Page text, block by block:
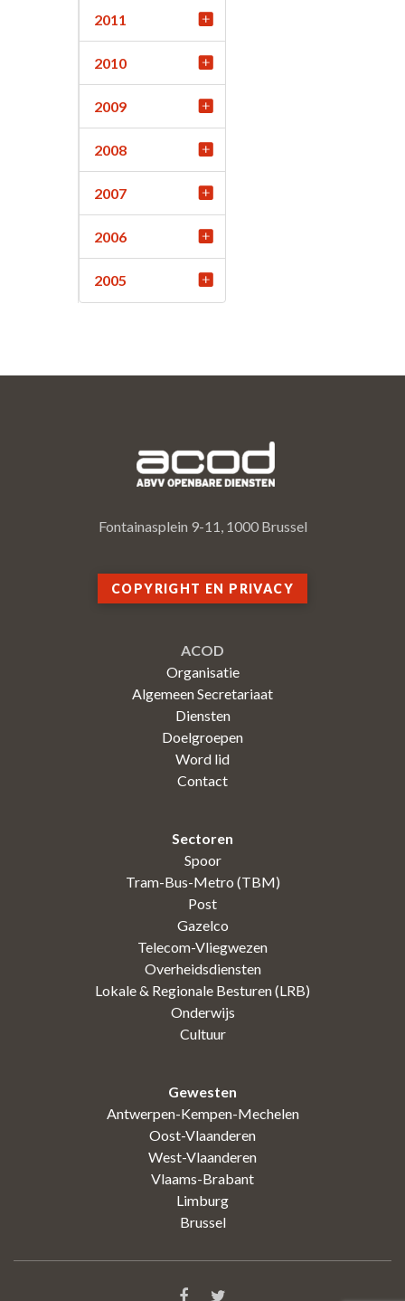
2011
2010
2009
2008
2007
2006
2005
Fontainasplein 9-11, 1000 Brussel
COPYRIGHT EN PRIVACY
ACOD
Organisatie
Algemeen Secretariaat
Diensten
Doelgroepen
Word lid
Contact
Sectoren
Spoor
Tram-Bus-Metro (TBM)
Post
Gazelco
Telecom-Vliegwezen
Overheidsdiensten
Lokale & Regionale Besturen (LRB)
Onderwijs
Cultuur
Gewesten
Antwerpen-Kempen-Mechelen
Oost-Vlaanderen
West-Vlaanderen
Vlaams-Brabant
Limburg
Brussel